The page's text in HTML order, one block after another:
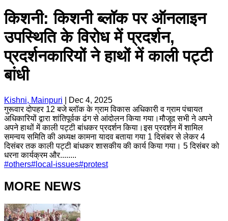
किशनी: किशनी ब्लॉक पर ऑनलाइन
उपस्थिति के विरोध में प्रदर्शन,
प्रदर्शनकारियों ने हाथों में काली पट्टी
बांधी
Kishni, Mainpuri
Dec 4, 2025
गुरूवार दोपहर 12 बजे ब्लॉक के ग्राम विकास अधिकारी व ग्राम पंचायत
अधिकारियों द्वारा शांतिपूर्वक ढंग से आंदोलन किया गया।मौजूद सभी ने अपने
अपने हाथों में काली पट्टी बांधकर प्रदर्शन किया।इस प्रदर्शन में शामिल
समन्वय समिति की अध्यक्ष कामना यादव बताया गया 1 दिसंबर से लेकर 4
दिसंबर तक काली पट्टी बांधकर शासकीय की कार्य किया गया। 5 दिसंबर को
धरना कार्यक्रम और........
#others# local-issues#protest
MORE NEWS